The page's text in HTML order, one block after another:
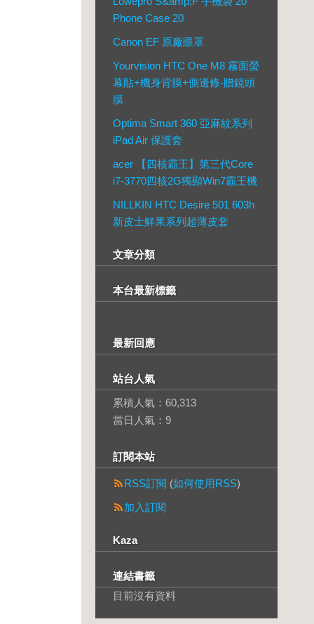
Phone Case 20
Canon EF 原廠眼罩
Yourvision HTC One M8 霧面螢
幕貼+機身背膜+側邊條-贈鏡頭
膜
Optima Smart 360 亞麻紋系列
iPad Air 保護套
acer 【四核霸王】第三代Core
i7-3770四核2G獨顯Win7霸王機
NILLKIN HTC Desire 501 603h
新皮士鮮果系列超薄皮套
文章分類
本台最新標籤
最新回應
站台人氣
累積人氣： 60,313
當日人氣： 9
訂閱本站
RSS訂閱 (如何使用RSS)
加入訂閱
Kaza
連結書籤
目前沒有資料